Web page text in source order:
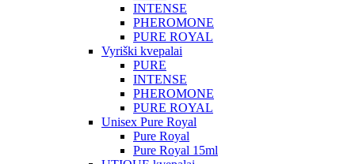
INTENSE
PHEROMONE
PURE ROYAL
Vyriški kvepalai
PURE
INTENSE
PHEROMONE
PURE ROYAL
Unisex Pure Royal
Pure Royal
Pure Royal 15ml